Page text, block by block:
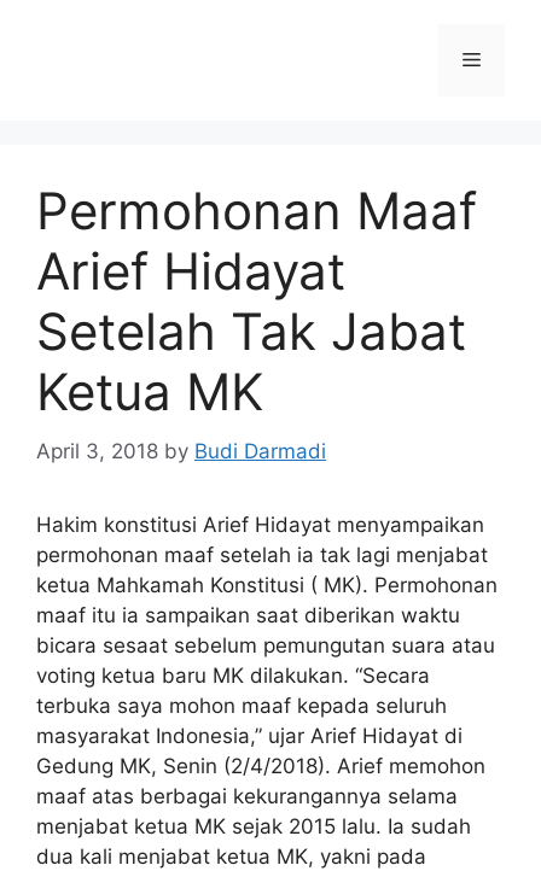
Permohonan Maaf
Arief Hidayat
Setelah Tak Jabat
Ketua MK
April 3, 2018 by Budi Darmadi
Hakim konstitusi Arief Hidayat menyampaikan
permohonan maaf setelah ia tak lagi menjabat
ketua Mahkamah Konstitusi ( MK). Permohonan
maaf itu ia sampaikan saat diberikan waktu
bicara sesaat sebelum pemungutan suara atau
voting ketua baru MK dilakukan. “Secara
terbuka saya mohon maaf kepada seluruh
masyarakat Indonesia,” ujar Arief Hidayat di
Gedung MK, Senin (2/4/2018). Arief memohon
maaf atas berbagai kekurangannya selama
menjabat ketua MK sejak 2015 lalu. Ia sudah
dua kali menjabat ketua MK, yakni pada